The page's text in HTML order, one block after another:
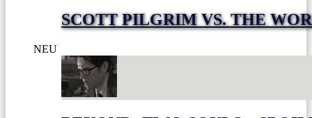
SCOTT PILGRIM VS. THE
NEU